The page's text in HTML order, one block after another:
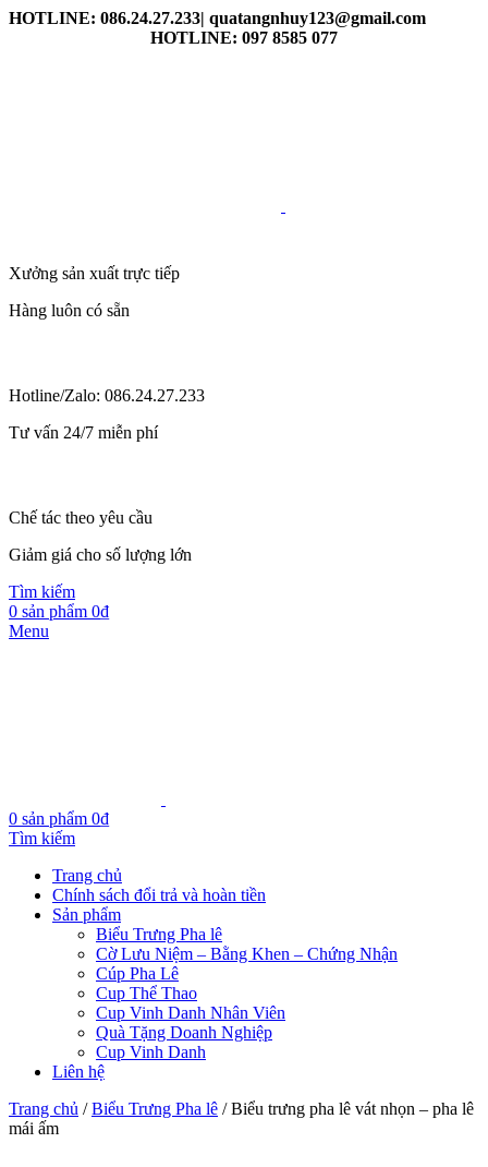
HOTLINE: 086.24.27.233| quatangnhuy123@gmail.com
HOTLINE: 097 8585 077
Xưởng sản xuất trực tiếp
Hàng luôn có sẵn
Hotline/Zalo: 086.24.27.233
Tư vấn 24/7 miễn phí
Chế tác theo yêu cầu
Giảm giá cho số lượng lớn
Tìm kiếm
0 sản phẩm 0₫
Menu
0 sản phẩm 0₫
Tìm kiếm
Trang chủ
Chính sách đổi trả và hoàn tiền
Sản phẩm
Biểu Trưng Pha lê
Cờ Lưu Niệm – Bằng Khen – Chứng Nhận
Cúp Pha Lê
Cup Thể Thao
Cup Vinh Danh Nhân Viên
Quà Tặng Doanh Nghiệp
Cup Vinh Danh
Liên hệ
Trang chủ /Biểu Trưng Pha lê /Biểu trưng pha lê vát nhọn – pha lê
mái ấm